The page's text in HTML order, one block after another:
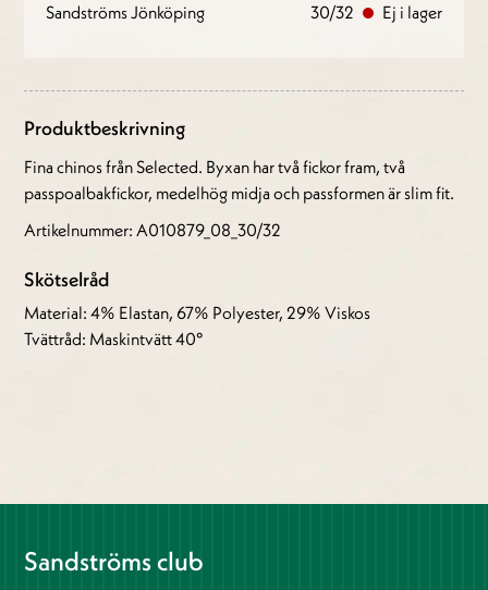
Sandströms Jönköping
30/32 Ej i lager
Produktbeskrivning
Fina chinos från Selected. Byxan har två fickor fram, två
passpoalbakfickor, medelhög midja och passformen är slim fit.
Artikelnummer: A010879_08_30/32
Skötselråd
Material: 4% Elastan, 67% Polyester, 29% Viskos
Tvättråd: Maskintvätt 40°
Sandströms club